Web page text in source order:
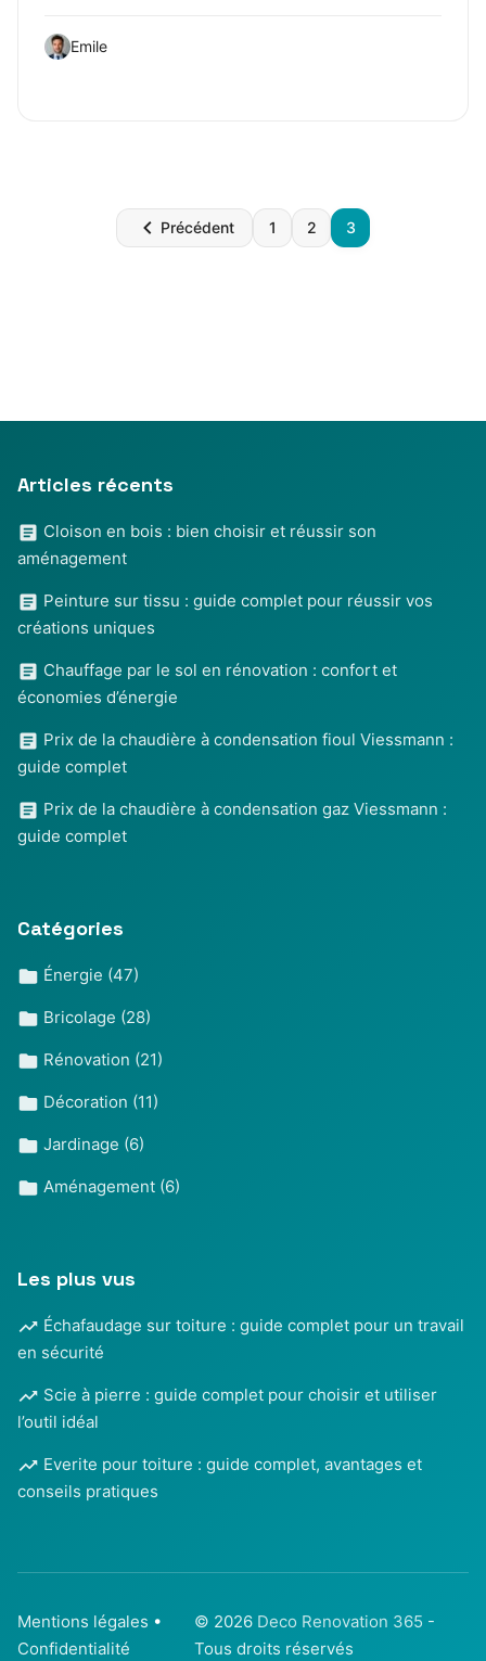
Emile
Pagination
des
Précédent 1 2 3
Articles récents
Cloison en bois : bien choisir et réussir son
aménagement
Peinture sur tissu : guide complet pour réussir vos
créations uniques
Chauffage par le sol en rénovation : confort et
économies d’énergie
Prix de la chaudière à condensation fioul Viessmann :
guide complet
Prix de la chaudière à condensation gaz Viessmann :
guide complet
Catégories
Énergie (47)
Bricolage (28)
Rénovation (21)
Décoration (11)
Jardinage (6)
Aménagement (6)
Les plus vus
Échafaudage sur toiture : guide complet pour un travail
en sécurité
Scie à pierre : guide complet pour choisir et utiliser
l’outil idéal
Everite pour toiture : guide complet, avantages et
conseils pratiques
Mentions légales •
Confidentialité
© 2026 Deco Renovation 365 -
Tous droits réservés